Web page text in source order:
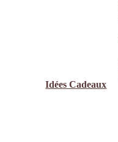
Idées Cadeaux